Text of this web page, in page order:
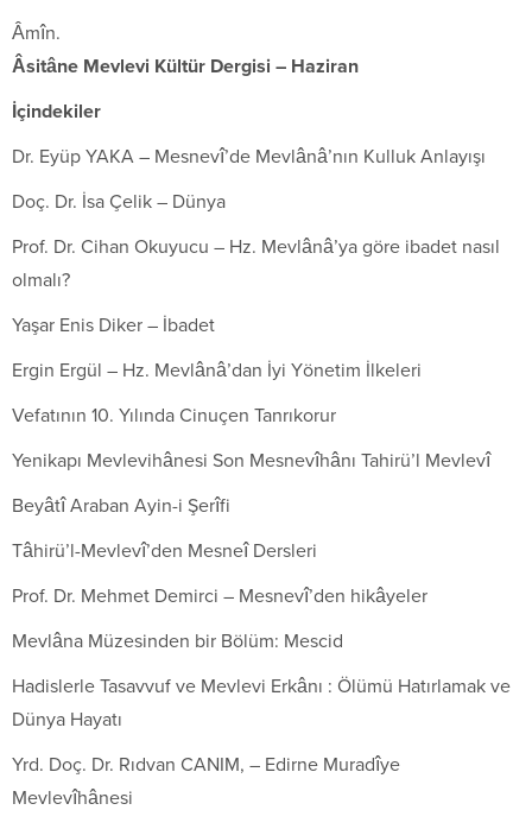
Âmîn.
Âsitâne Mevlevi Kültür Dergisi – Haziran
İçindekiler
Dr. Eyüp YAKA – Mesnevî’de Mevlânâ’nın Kulluk Anlayışı
Doç. Dr. İsa Çelik – Dünya
Prof. Dr. Cihan Okuyucu – Hz. Mevlânâ’ya göre ibadet nasıl
olmalı?
Yaşar Enis Diker – İbadet
Ergin Ergül – Hz. Mevlânâ’dan İyi Yönetim İlkeleri
Vefatının 10. Yılında Cinuçen Tanrıkorur
Yenikapı Mevlevihânesi Son Mesnevîhânı Tahirü’l Mevlevî
Beyâtî Araban Ayin-i Şerîfi
Tâhirü’l-Mevlevî’den Mesneî Dersleri
Prof. Dr. Mehmet Demirci – Mesnevî’den hikâyeler
Mevlâna Müzesinden bir Bölüm: Mescid
Hadislerle Tasavvuf ve Mevlevi Erkânı : Ölümü Hatırlamak ve
Dünya Hayatı
Yrd. Doç. Dr. Rıdvan CANIM, – Edirne Muradîye
Mevlevîhânesi